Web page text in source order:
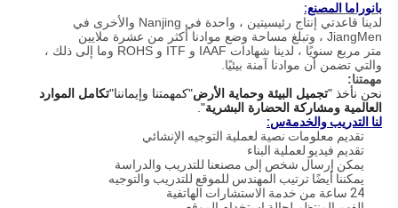
بانوراما المصنع:
لدينا قاعدتي إنتاج رئيسيتين ، واحدة في Nanjing والأخرى في
JiangMen ، وتبلغ مساحة وضع موادنا أكثر من عشرة ملايين
متر مربع سنويًا ، لدينا شهادات IAAF و ITF و ROHS وما إلى ذلك ،
والتي تضمن أن موادنا آمنة بيئيًا.
مهمتنا:
نحن نأخذ "تجميل البيئة وحماية الأرض"كمهمتنا وإيماننا"تكامل الموارد
العالمية ومشاركة الحضارة البشرية".
لنا التدريب والخدمةس:
تقديم معلومات نصية لعملية التوجيه الإنشائي
تقديم فيديو لعملية البناء
يمكن إرسال شخص إلى مصنعنا للتدريب والدراسة
يمكننا أيضًا ترتيب المهندس للموقع للتدريب والتوجيه
24 ساعة من خدمة الاستشارات الهاتفية